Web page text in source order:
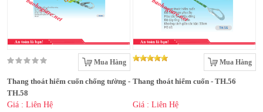
Mua Hàng
Thang thoát hiểm cuốn chống tường -
TH.58
Giá : Liên Hệ
Mua Hàng
Thang thoát hiểm cuốn - TH.56
Giá : Liên Hệ